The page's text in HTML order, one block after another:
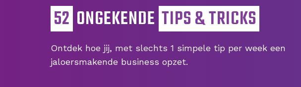
52 ONGEKENDE TIPS & TRICKS
Ontdek hoe jij, met slechts 1 simpele tip per week een
jaloersmakende business opzet.